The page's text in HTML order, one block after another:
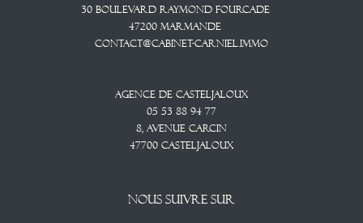
30 Boulevard Raymond Fourcade
47200
Marmande
contact@cabinet-carniel.immo
Agence De Casteljaloux
05 53 88 94 77
8, Avenue CARCIN
47700
CASTELJALOUX
NOUS SUIVRE SUR